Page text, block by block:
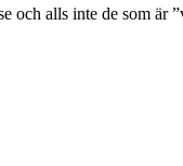
alls inte de som är